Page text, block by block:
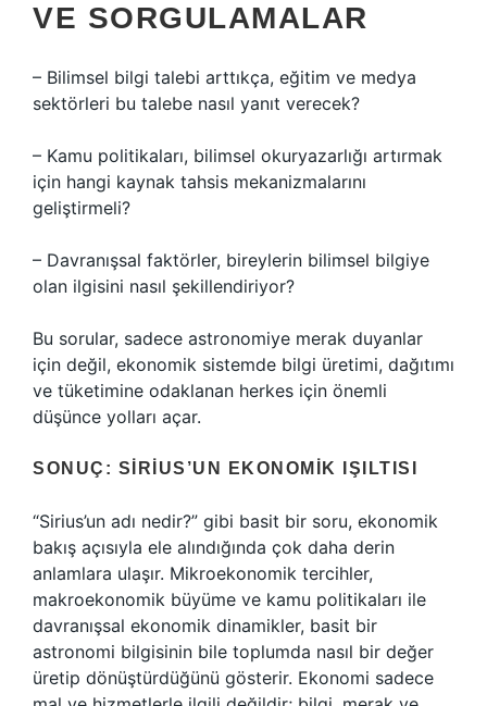
VE SORGULAMALAR
– Bilimsel bilgi talebi arttıkça, eğitim ve medya
sektörleri bu talebe nasıl yanıt verecek?
– Kamu politikaları, bilimsel okuryazarlığı artırmak
için hangi kaynak tahsis mekanizmalarını
geliştirmeli?
– Davranışsal faktörler, bireylerin bilimsel bilgiye
olan ilgisini nasıl şekillendiriyor?
Bu sorular, sadece astronomiye merak duyanlar
için değil, ekonomik sistemde bilgi üretimi, dağıtımı
ve tüketimine odaklanan herkes için önemli
düşünce yolları açar.
SONUÇ: SIRIUS’UN EKONOMIK IŞILTISI
“Sirius’un adı nedir?” gibi basit bir soru, ekonomik
bakış açısıyla ele alındığında çok daha derin
anlamlara ulaşır. Mikroekonomik tercihler,
makroekonomik büyüme ve kamu politikaları ile
davranışsal ekonomik dinamikler, basit bir
astronomi bilgisinin bile toplumda nasıl bir değer
üretip dönüştürdüğünü gösterir. Ekonomi sadece